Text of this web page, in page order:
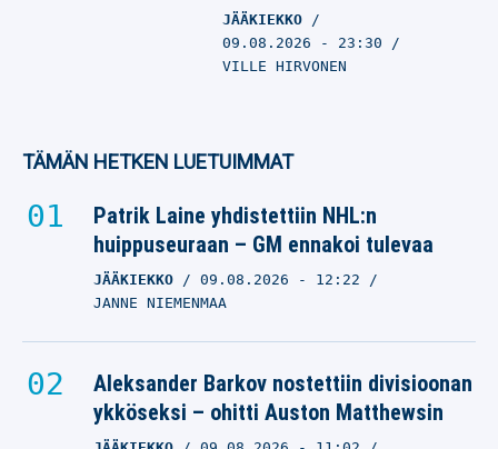
JÄÄKIEKKO
09.08.2026 - 23:30
VILLE HIRVONEN
TÄMÄN HETKEN LUETUIMMAT
Patrik Laine yhdistettiin NHL:n
huippuseuraan – GM ennakoi tulevaa
JÄÄKIEKKO 09.08.2026 - 12:22
JANNE NIEMENMAA
Aleksander Barkov nostettiin divisioonan
ykköseksi – ohitti Auston Matthewsin